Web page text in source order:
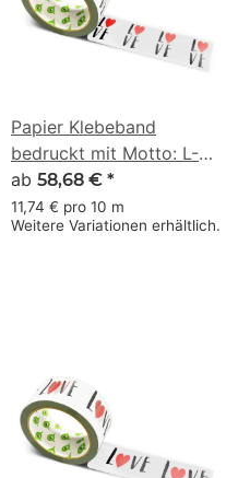
Papier Klebeband
bedruckt mit Motto: L-O-
V-E - 50 m weiss
ab 58,68 € *
11,74 € pro 10 m
Weitere Variationen erhältlich.